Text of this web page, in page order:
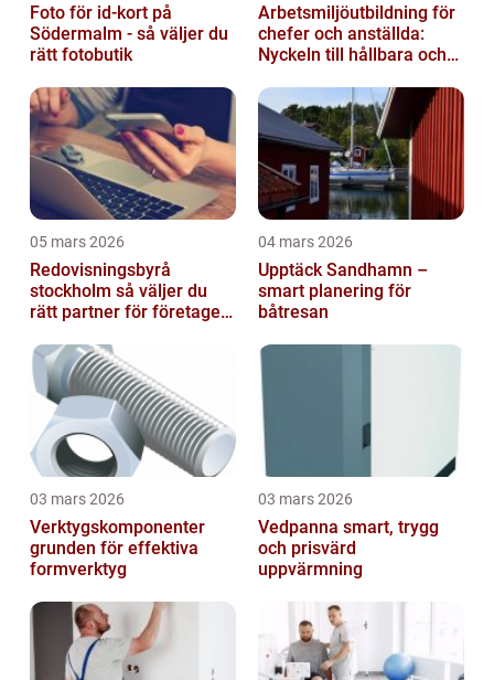
Foto för id-kort på
Södermalm - så väljer du
rätt fotobutik
Arbetsmiljöutbildning för
chefer och anställda:
Nyckeln till hållbara och
05 mars 2026
Redovisningsbyrå
stockholm så väljer du
rätt partner för företagets
04 mars 2026
Upptäck Sandhamn –
smart planering för
båtresan
03 mars 2026
Verktygskomponenter
grunden för effektiva
formverktyg
03 mars 2026
Vedpanna smart, trygg
och prisvärd
uppvärmning